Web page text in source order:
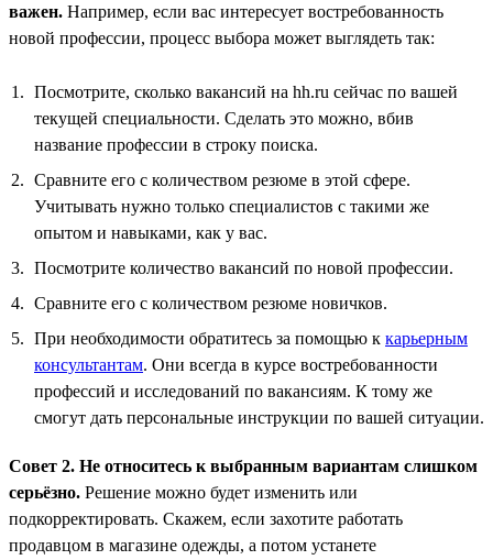
важен. Например, если вас интересует востребованность
новой профессии, процесс выбора может выглядеть так:
Посмотрите, сколько вакансий на hh.ru сейчас по вашей
текущей специальности. Сделать это можно, вбив
название профессии в строку поиска.
Сравните его с количеством резюме в этой сфере.
Учитывать нужно только специалистов с такими же
опытом и навыками, как у вас.
Посмотрите количество вакансий по новой профессии.
Сравните его с количеством резюме новичков.
При необходимости обратитесь за помощью к карьерным
консультантам. Они всегда в курсе востребованности
профессий и исследований по вакансиям. К тому же
смогут дать персональные инструкции по вашей ситуации.
Совет 2. Не относитесь к выбранным вариантам слишком
серьёзно. Решение можно будет изменить или
подкорректировать. Скажем, если захотите работать
продавцом в магазине одежды, а потом устанете